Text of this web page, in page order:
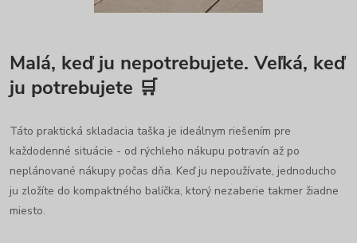
Malá, keď ju nepotrebujete. Veľká, keď
ju potrebujete 🛒
Táto praktická skladacia taška je ideálnym riešením pre
každodenné situácie - od rýchleho nákupu potravín až po
neplánované nákupy počas dňa. Keď ju nepoužívate, jednoducho
ju zložíte do kompaktného balíčka, ktorý nezaberie takmer žiadne
miesto.